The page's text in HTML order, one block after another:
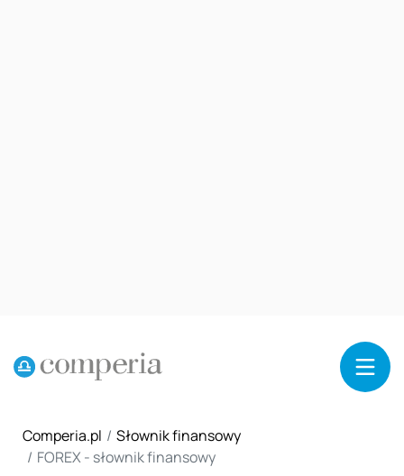
Comperia.pl
Słownik finansowy
FOREX - słownik finansowy